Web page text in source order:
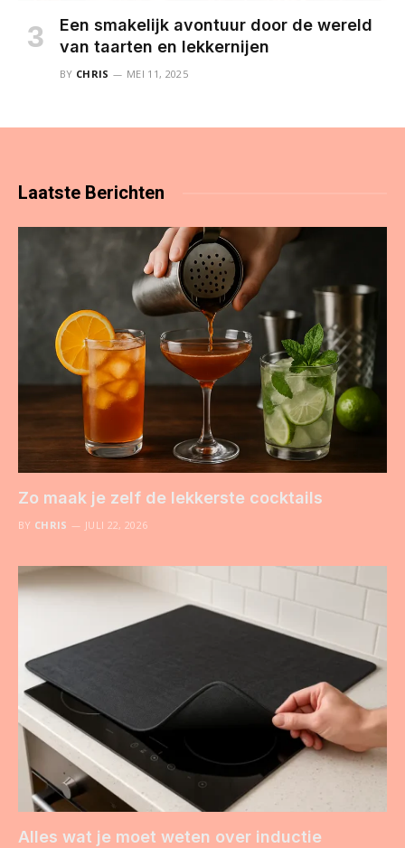
Een smakelijk avontuur door de wereld
van taarten en lekkernijen
BY CHRIS MEI 11, 2025
Laatste Berichten
Zo maak je zelf de lekkerste cocktails
BY CHRIS JULI 22, 2026
Alles wat je moet weten over inductie